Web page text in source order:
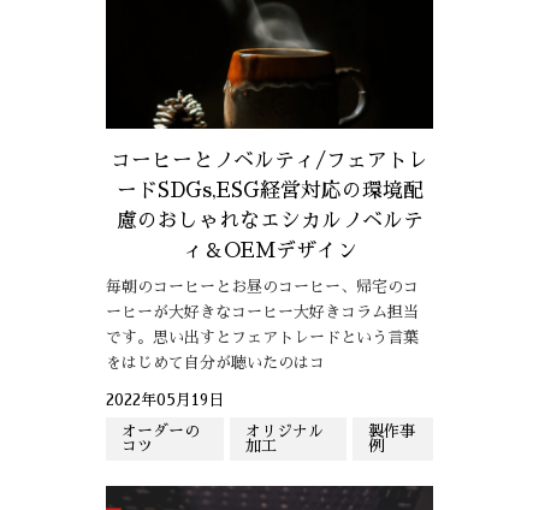
コーヒーとノベルティ/フェアトレ
ードSDGs,ESG経営対応の環境配
慮のおしゃれなエシカルノベルテ
ィ＆OEMデザイン
毎朝のコーヒーとお昼のコーヒー、帰宅のコ
ーヒーが大好きなコーヒー大好きコラム担当
です。思い出すとフェアトレードという言葉
をはじめて自分が聴いたのはコ
2022年05月19日
オーダーの
コツ
オリジナル
加工
製作事
例